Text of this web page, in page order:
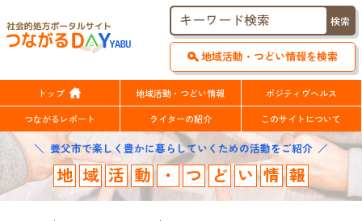
地域活動・つどい情報を検索
トップ 地域活動・つどい情報 ポジティヴヘルス
つながるレポート ライターの紹介 このサイトについて
養父市で楽しく豊かに暮らしていくための活動をご紹介
地 域 活 動 ・ つ ど い 情 報